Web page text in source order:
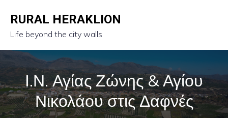
RURAL HERAKLION
Life beyond the city walls
Ι.Ν. Αγίας Ζώνης & Αγίου
Νικολάου στις Δαφνές